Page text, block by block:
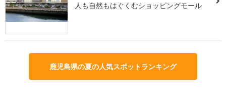
人も自然もはぐくむショッピングモール
鹿児島県の夏の人気スポットランキング